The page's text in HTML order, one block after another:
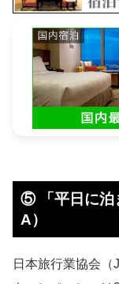
⑤ 「平日に泊
A）
日本旅行業協会（